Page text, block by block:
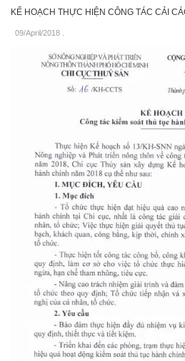
KẾ HOẠCH THỰC HIỆN CÔNG TÁC CẢI
09/April/2018